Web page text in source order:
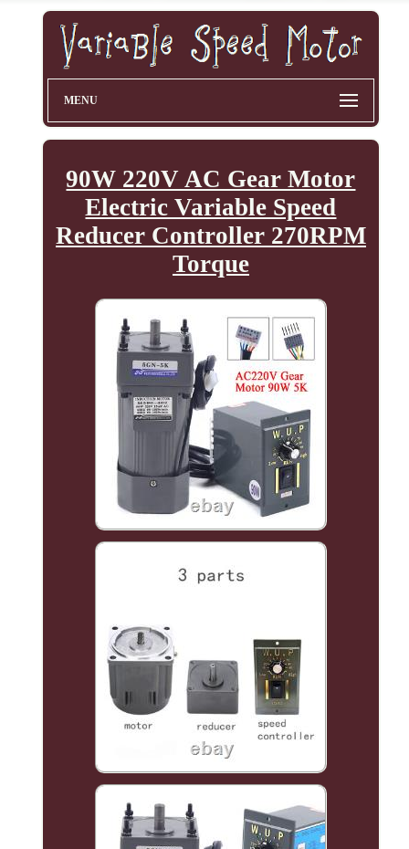
MENU
90W 220V AC Gear Motor
Electric Variable Speed
Reducer Controller 270RPM
Torque